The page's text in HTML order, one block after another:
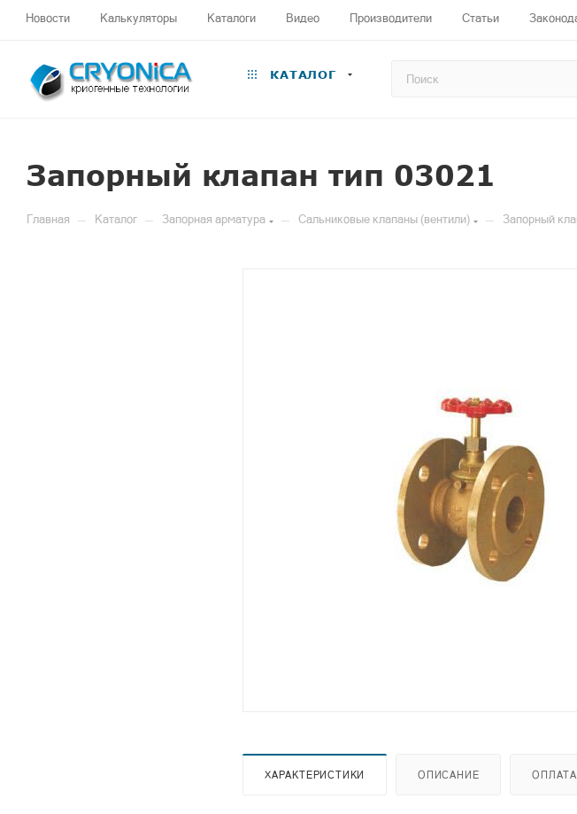
Новости Калькуляторы Каталоги Видео Производители Статьи
КАТАЛОГ
Запорный клапан тип 03021
Главная — Каталог — Запорная арматура — Сальниковые клапаны (вентили) — Запорный
ХАРАКТЕРИСТИКИ ОПИСАНИЕ ОПЛАТА